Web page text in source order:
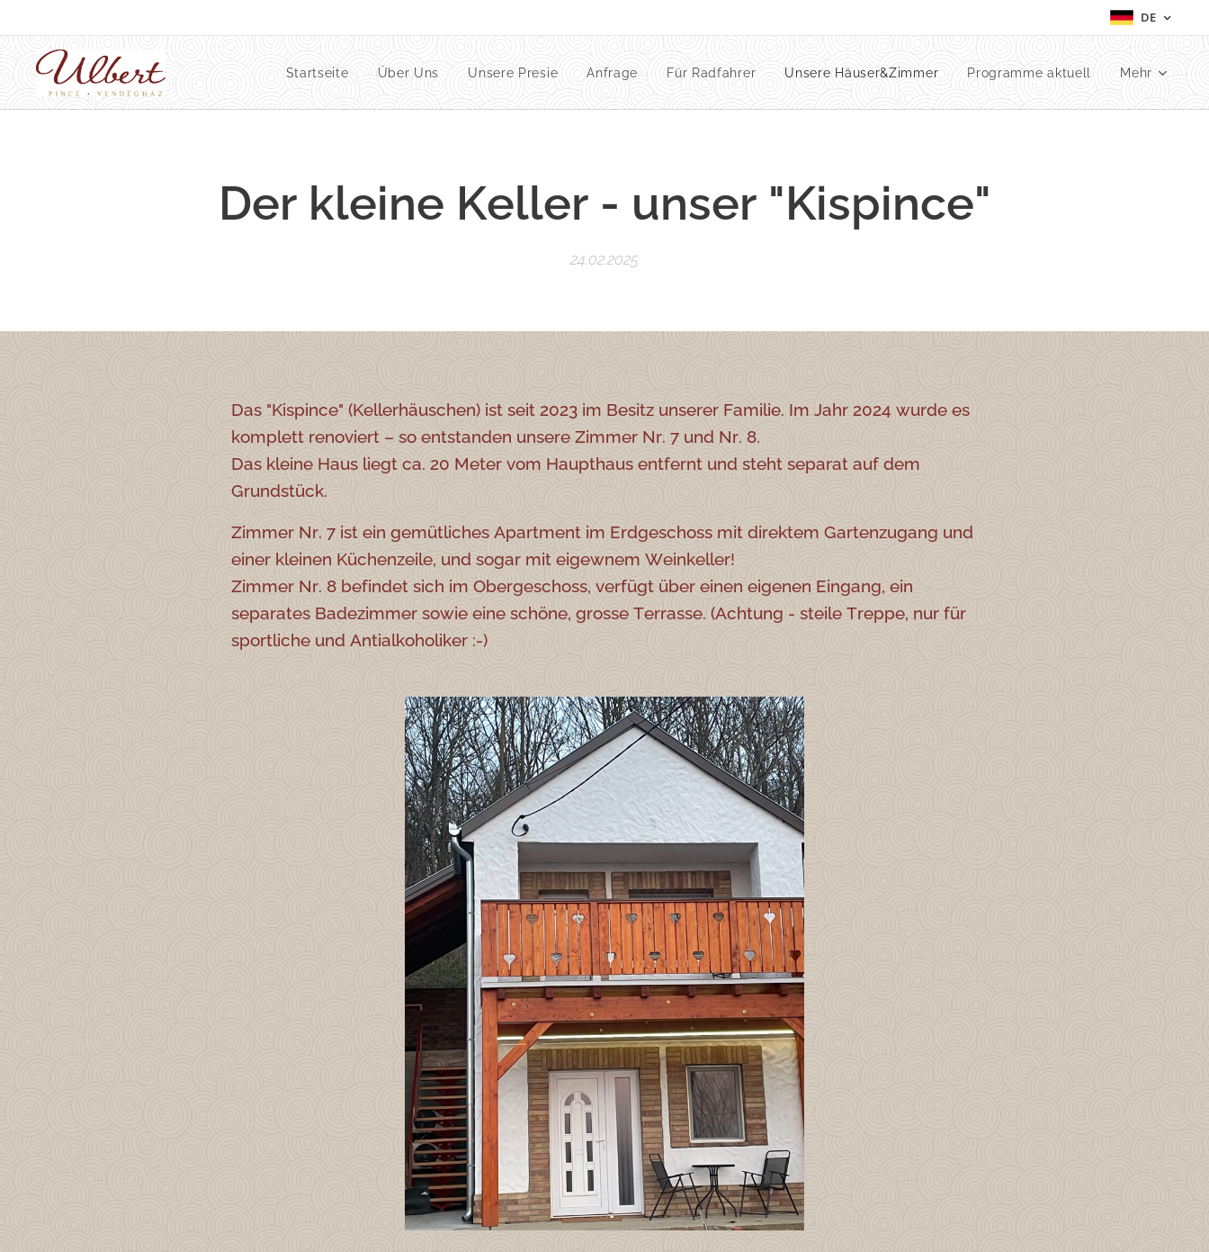
DE
Startseite Über Uns Unsere Presie Anfrage Für Radfahrer Unsere Häuser&Zimmer Programme aktuell Mehr
Der kleine Keller - unser "Kispince"
24.02.2025
Das "Kispince" (Kellerhäuschen) ist seit 2023 im Besitz unserer Familie. Im Jahr 2024 wurde es
komplett renoviert – so entstanden unsere Zimmer Nr. 7 und Nr. 8.
Das kleine Haus liegt ca. 20 Meter vom Haupthaus entfernt und steht separat auf dem
Grundstück.
Zimmer Nr. 7 ist ein gemütliches Apartment im Erdgeschoss mit direktem Gartenzugang und
einer kleinen Küchenzeile, und sogar mit eigewnem Weinkeller!
Zimmer Nr. 8 befindet sich im Obergeschoss, verfügt über einen eigenen Eingang, ein
separates Badezimmer sowie eine schöne, grosse Terrasse. (Achtung - steile Treppe, nur für
sportliche und Antialkoholiker :-)